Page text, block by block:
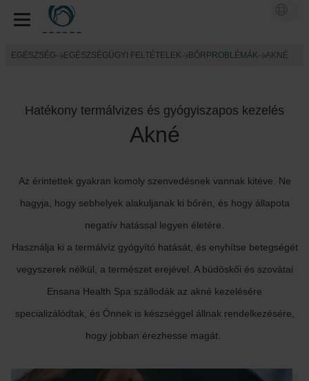
EGÉSZSÉG EGÉSZSÉGÜGYI FELTÉTELEK BŐRPROBLÉMÁK AKNÉ
Hatékony termálvizes és gyógyiszapos kezelés
Akné
Az érintettek gyakran komoly szenvedésnek vannak kitéve. Ne
hagyja, hogy sebhelyek alakuljanak ki bőrén, és hogy állapota
negatív hatással legyen életére.
Használja ki a termálvíz gyógyító hatását, és enyhítse betegségét
vegyszerek nélkül, a természet erejével. A büdöskői és szovátai
Ensana Health Spa szállodák az akné kezelésére
specializálódtak, és Önnek is készséggel állnak rendelkezésére,
hogy jobban érezhesse magát.